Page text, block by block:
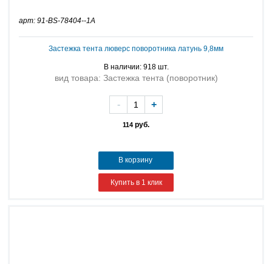
арт: 91-BS-78404--1A
Застежка тента люверс поворотника латунь 9,8мм
В наличии: 918 шт.
вид товара: Застежка тента (поворотник)
114 руб.
- +
В корзину
Купить в 1 клик